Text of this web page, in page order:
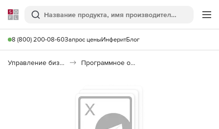
Softline
Поиск
8 (800) 200-08-60Запрос ценыИнферитБлог
Управление бизнесом, CRM/ERP Программное обеспечение для работы с документами